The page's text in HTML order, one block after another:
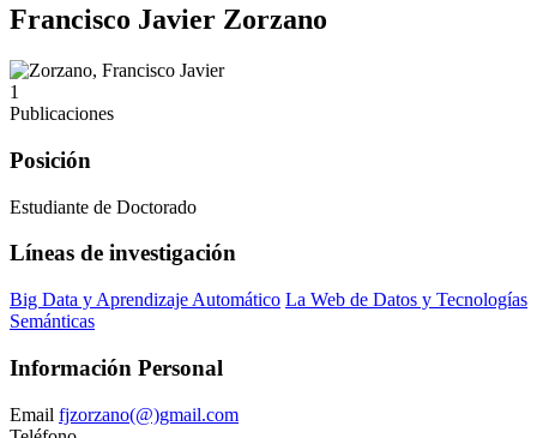
Francisco Javier Zorzano
1
Publicaciones
Posición
Estudiante de Doctorado
Líneas de investigación
Big Data y Aprendizaje Automático La Web de Datos y Tecnologías
Semánticas
Información Personal
Email fjzorzano(@)gmail.com